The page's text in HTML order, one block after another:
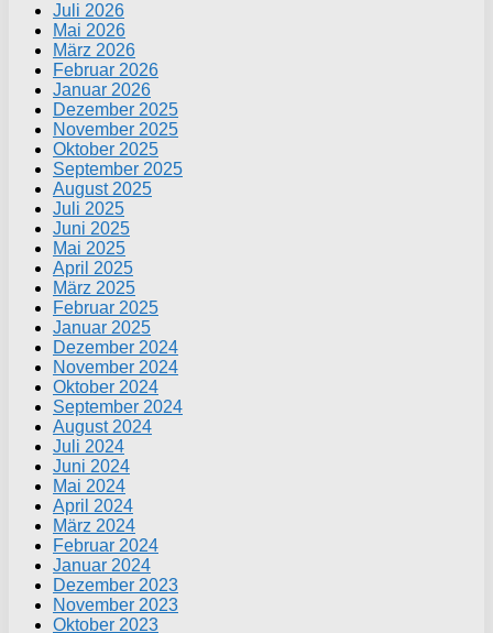
Juli 2026
Mai 2026
März 2026
Februar 2026
Januar 2026
Dezember 2025
November 2025
Oktober 2025
September 2025
August 2025
Juli 2025
Juni 2025
Mai 2025
April 2025
März 2025
Februar 2025
Januar 2025
Dezember 2024
November 2024
Oktober 2024
September 2024
August 2024
Juli 2024
Juni 2024
Mai 2024
April 2024
März 2024
Februar 2024
Januar 2024
Dezember 2023
November 2023
Oktober 2023